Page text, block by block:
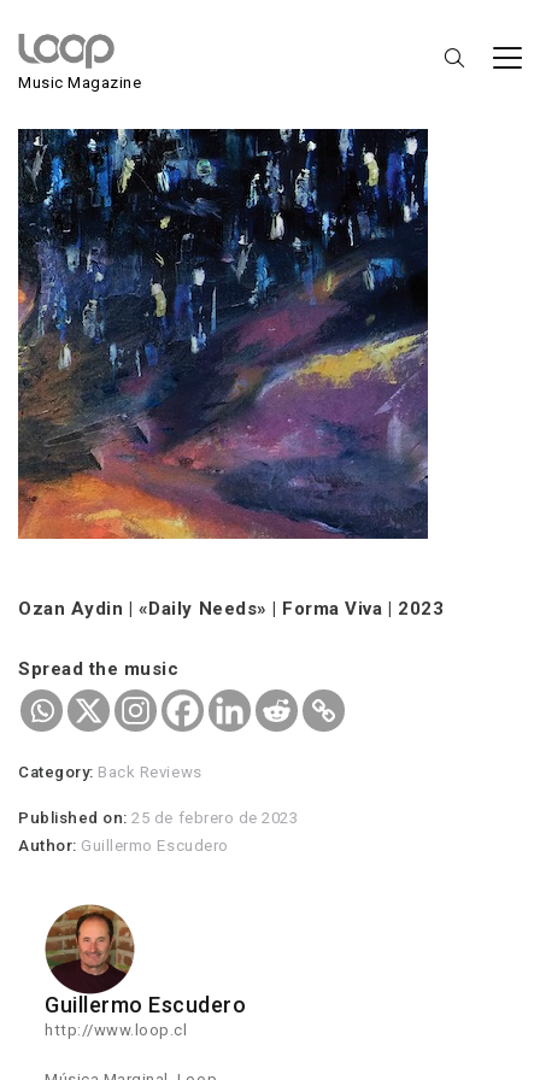
Music Magazine
Ozan Aydin
Ozan Aydin | «Daily Needs» | Forma Viva | 2023
Spread the music
Category: Back Reviews
Published on:25 de febrero de 2023
Author: Guillermo Escudero
Guillermo Escudero
http://www.loop.cl